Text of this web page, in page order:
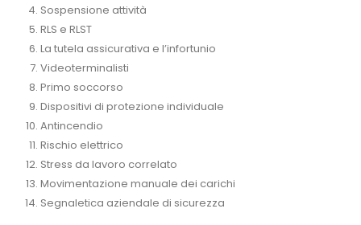
Sospensione attività
RLS e RLST
La tutela assicurativa e l’infortunio
Videoterminalisti
Primo soccorso
Dispositivi di protezione individuale
Antincendio
Rischio elettrico
Stress da lavoro correlato
Movimentazione manuale dei carichi
Segnaletica aziendale di sicurezza